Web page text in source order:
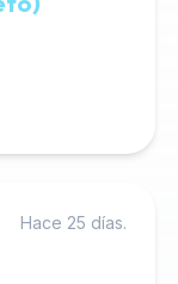
Hace 25 días.